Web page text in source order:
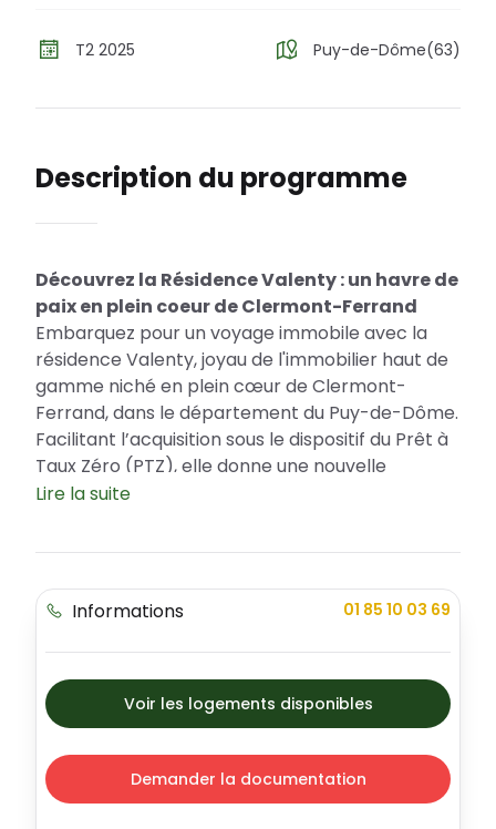
T2 2025 Puy-de-Dôme(63)
Description du programme
Découvrez la Résidence Valenty : un havre de
paix en plein coeur de Clermont-Ferrand
Embarquez pour un voyage immobile avec la
résidence Valenty, joyau de l'immobilier haut de
gamme niché en plein cœur de Clermont-
Ferrand, dans le département du Puy-de-Dôme.
Facilitant l’acquisition sous le dispositif du Prêt à
Taux Zéro (PTZ), elle donne une nouvelle
dimension à l’investissement immobilier. Un
modernité et répond à des exigences de confort
disponibles.
Valenty combine à la perfection dynamisme
urbain et douceur de vivre. C'est une ville
dynamique offrant un équilibre parfait entre
activités professionnelles et ludiques avec une
qualité de vie incontestable. Le quartier qui
Lire la suite
Informations 01 85 10 03 69
Voir les logements disponibles
Demander la documentation